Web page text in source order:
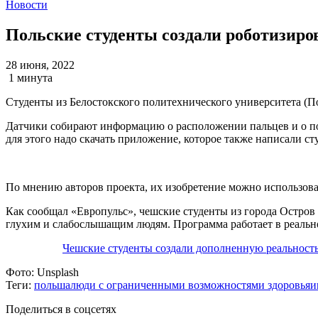
Новости
Польские студенты создали
28 июня, 2022
1 минута
Студенты из Белостокского политехнического университета
Датчики собирают информацию о расположении пальцев и о
для этого надо скачать приложение, которое также написали
По мнению авторов проекта, их изобретение можно
Как сообщал «Европульс», чешские студенты из города
глухим и слабослышащим людям. Программа работает в
Чешские студенты создали дополненную
Фото: Unsplash
Теги: польшалюди с ограниченными возможностями здоровья
Поделиться в соцсетях